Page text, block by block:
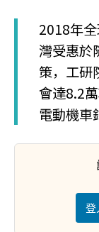
2018年
灣受惠於
策，工研
會達8.2
電動機車
登